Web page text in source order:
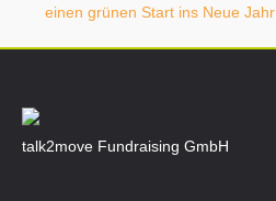
einen grünen Start ins Neue Jahr
talk2move Fundraising GmbH